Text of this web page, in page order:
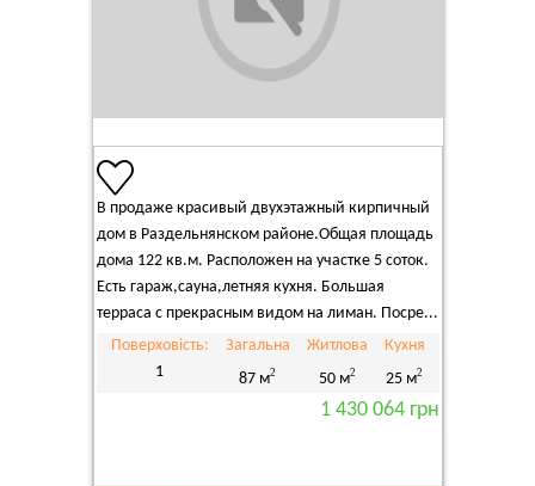
В продаже красивый двухэтажный кирпичный
дом в Раздельнянском районе.Общая площадь
дома 122 кв.м. Расположен на участке 5 соток.
Есть гараж,сауна,летняя кухня. Большая
терраса с прекрасным видом на лиман. Посре...
Поверховість:
1
Загальна
87 м2
Житлова
50 м2
Кухня
25 м2
1 430 064 грн